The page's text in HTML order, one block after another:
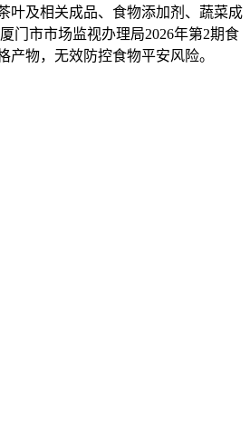
叶及相关成品、食物添加剂、蔬菜成
门市市场监视办理局2026年第2期食
物，无效防控食物平安风险。